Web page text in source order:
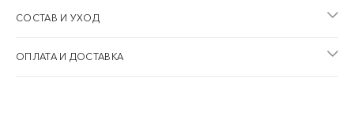
СОСТАВ И УХОД
ОПЛАТА И ДОСТАВКА